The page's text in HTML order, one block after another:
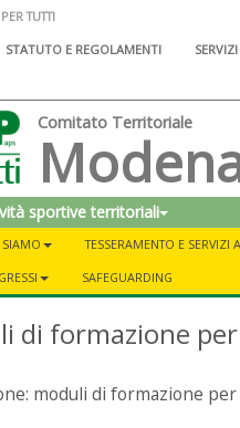
TUTTI
STATUTO E REGOLAMENTI
Comitato Territoriale
sportive territoriali
TESSERAMENTO E SERVIZI
SAFEGUARDING
di formazione
moduli di formazione